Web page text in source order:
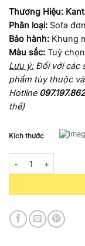
Thương Hiệu:
Phân loại: Sofa
Bảo hành: Khung
Màu sắc: Tuỳ chọn
Lưu ý: Đối với các
phẩm tùy thuộc
Hotline
thể)
Kích thước